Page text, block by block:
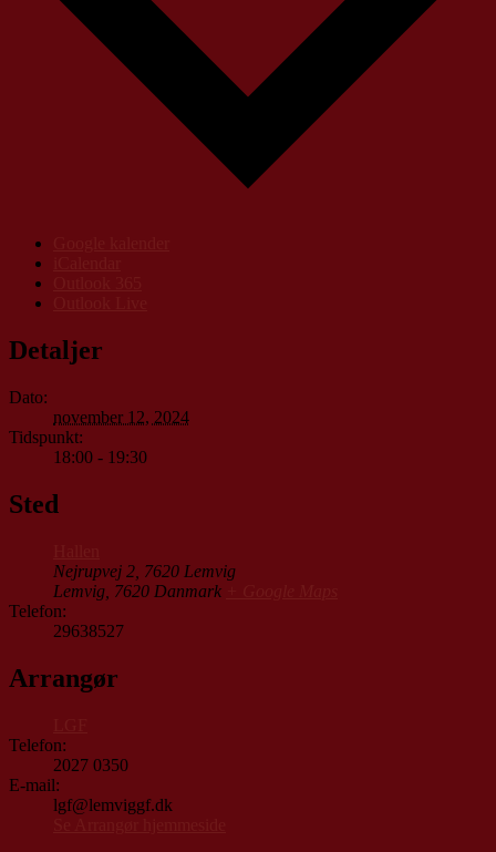
Detaljer
Dato:
november 12, 2024
Tidspunkt:
18:00 - 19:30
Sted
Nejrupvej 2, 7620 Lemvig
Lemvig 7620 Danmark
Telefon:
29638527
Arrangør
Telefon:
2027 0350
E-mail:
lgf@lemviggf.dk